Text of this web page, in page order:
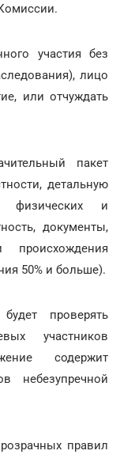
участия без
лицо
или отчуждать
пакет
детальную
физических и
документы,
происхождения
50% и больше).
проверять
участников
содержит
небезупречной
правил